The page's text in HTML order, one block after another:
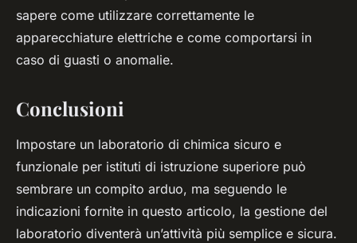
sapere come utilizzare correttamente le
apparecchiature elettriche e come comportarsi in
caso di guasti o anomalie.
Conclusioni
Impostare un laboratorio di chimica sicuro e
funzionale per istituti di istruzione superiore può
sembrare un compito arduo, ma seguendo le
indicazioni fornite in questo articolo, la gestione del
laboratorio diventerà un’attività più semplice e sicura.